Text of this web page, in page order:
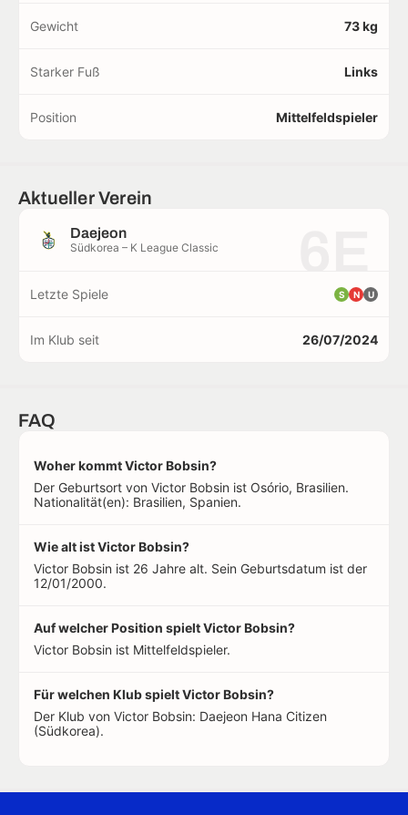
Gewicht 73 kg
Starker Fuß Links
Position Mittelfeldspieler
Aktueller Verein
Daejeon
Südkorea – K League Classic
Letzte Spiele S N U
Im Klub seit 26/07/2024
FAQ
Woher kommt Victor Bobsin?
Der Geburtsort von Victor Bobsin ist Osório, Brasilien.
Nationalität(en): Brasilien, Spanien.
Wie alt ist Victor Bobsin?
Victor Bobsin ist 26 Jahre alt. Sein Geburtsdatum ist der
12/01/2000.
Auf welcher Position spielt Victor Bobsin?
Victor Bobsin ist Mittelfeldspieler.
Für welchen Klub spielt Victor Bobsin?
Der Klub von Victor Bobsin: Daejeon Hana Citizen
(Südkorea).